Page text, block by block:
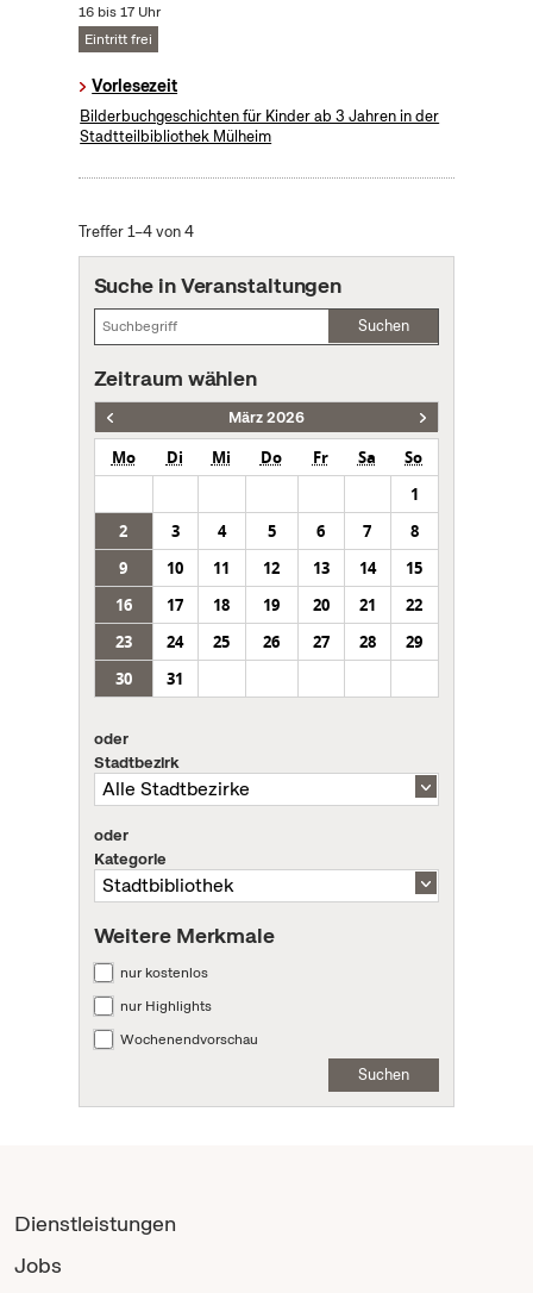
16 bis 17 Uhr
Eintritt frei
Vorlesezeit
Bilderbuchgeschichten für Kinder ab 3 Jahren in der
Stadtteilbibliothek Mülheim
Treffer 1–4 von 4
Suche in Veranstaltungen
Suchen
Zeitraum wählen
März 2026
Mo Di Mi Do Fr Sa
So
1
2
3 4 5 6 7
8
9
10 11 12 13 14
15
16
17 18 19 20 21
22
23
24 25 26 27 28
29
30
31
oder
Stadtbezirk
oder
Kategorie
Weitere Merkmale
nur kostenlos
nur Highlights
Wochenendvorschau
Suchen
Dienstleistungen
Jobs